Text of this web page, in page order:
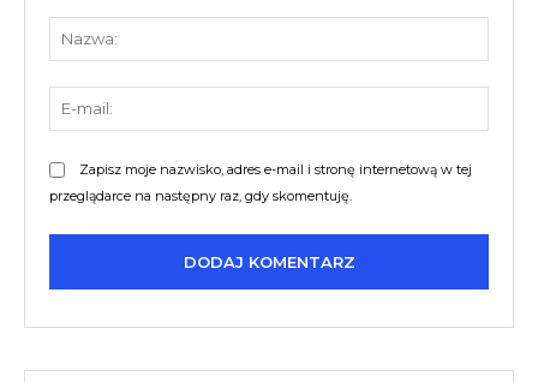
Zapisz moje nazwisko, adres e-mail i stronę internetową w tej
przeglądarce na następny raz, gdy skomentuję.